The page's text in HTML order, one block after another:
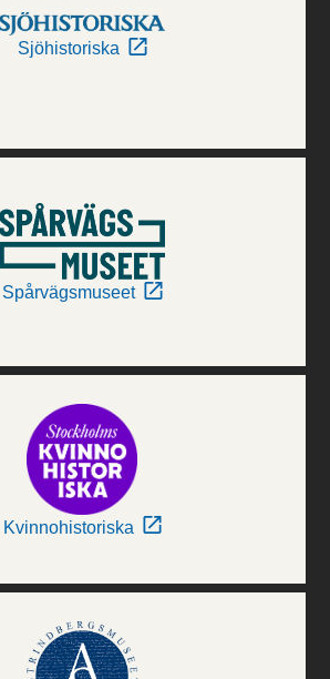
Sjöhistoriska
Spårvägsmuseet
Kvinnohistoriska